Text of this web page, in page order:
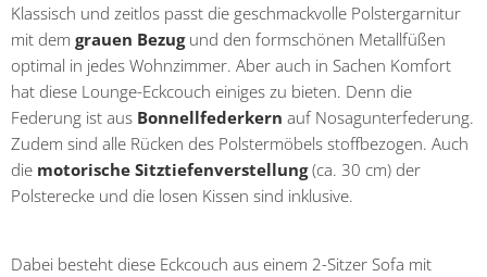
Klassisch und zeitlos passt die geschmackvolle Polstergarnitur
mit dem grauen Bezug und den formschönen Metallfüßen
optimal in jedes Wohnzimmer. Aber auch in Sachen Komfort
hat diese Lounge-Eckcouch einiges zu bieten. Denn die
Federung ist aus Bonnellfederkern auf Nosagunterfederung.
Zudem sind alle Rücken des Polstermöbels stoffbezogen. Auch
die motorische Sitztiefenverstellung(ca. 30 cm) der
Polsterecke und die losen Kissen sind inklusive.
Dabei besteht diese Eckcouch aus einem 2-Sitzer Sofa mit